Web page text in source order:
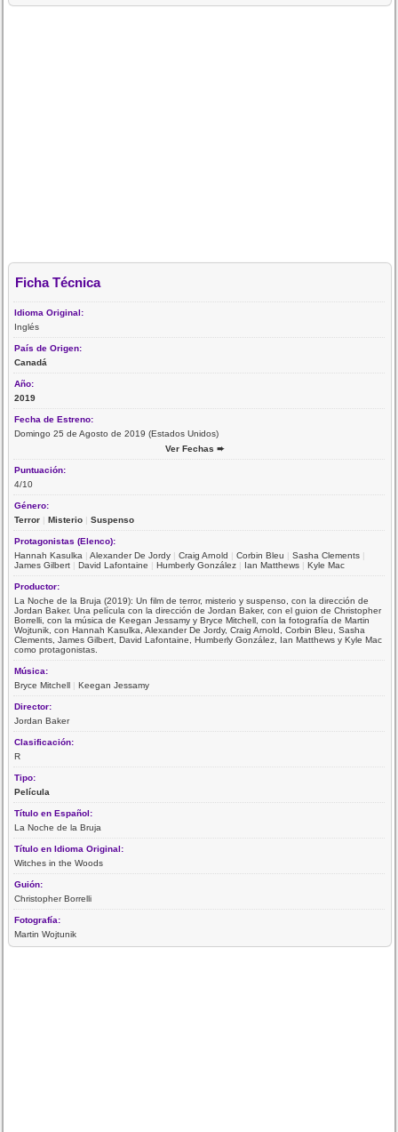
Ficha Técnica
Idioma Original:
Inglés
País de Origen:
Canadá
Año:
2019
Fecha de Estreno:
Domingo 25 de Agosto de 2019 (Estados Unidos)
Ver Fechas ➨
Puntuación:
4/10
Género:
Terror |Misterio |Suspenso
Protagonistas (Elenco):
Hannah Kasulka |Alexander De Jordy |Craig Arnold |Corbin Bleu |Sasha Clements |
James Gilbert |David Lafontaine |Humberly González | Ian Matthews |Kyle Mac
Productor:
La Noche de la Bruja (2019): Un film de terror, misterio y suspenso, con la dirección de
Jordan Baker. Una película con la dirección de Jordan Baker, con el guion de Christopher
Borrelli, con la música de Keegan Jessamy y Bryce Mitchell, con la fotografía de Martin
Wojtunik, con Hannah Kasulka, Alexander De Jordy, Craig Arnold, Corbin Bleu, Sasha
Clements, James Gilbert, David Lafontaine, Humberly González, Ian Matthews y Kyle Mac
como protagonistas.
Música:
Bryce Mitchell |Keegan Jessamy
Director:
Jordan Baker
Clasificación:
R
Tipo:
Película
Título en Español:
La Noche de la Bruja
Título en Idioma Original:
Witches in the Woods
Guión:
Christopher Borrelli
Fotografía:
Martin Wojtunik